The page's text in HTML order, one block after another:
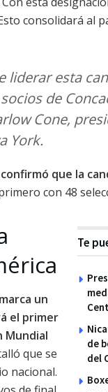
consolidará al
liderar esta
de
Cone,
York.
que la
con 48
Te
de
del
un
el primer
Mundial
que se
nacional.